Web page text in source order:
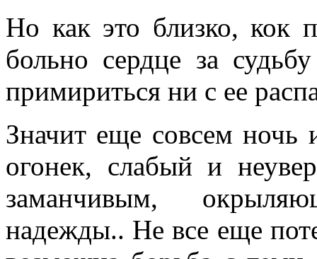
Но как это близко, кок
больно серд­це за
примириться ни с ее
Значит еще совсем ночь
огонек, слабый и
заманчивым,
надежды.. Не все еще